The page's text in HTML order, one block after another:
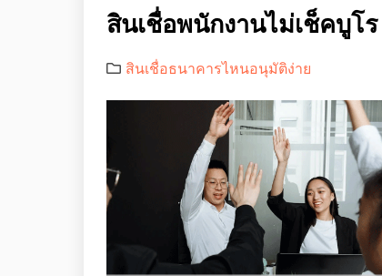
สินเชื่อพนักงานไม่เช็คบูโร
สินเชื่อธนาคารไหนอนุมัติง่าย